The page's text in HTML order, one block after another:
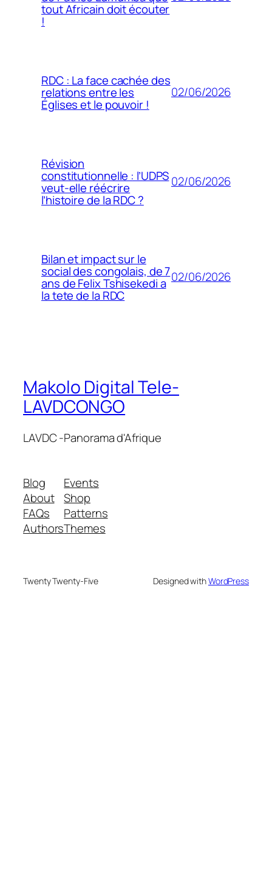
tout Africain doit écouter
!
RDC : La face cachée des
relations entre les
Églises et le pouvoir !
02/06/2026
Révision
constitutionnelle : l’UDPS
veut-elle réécrire
l’histoire de la RDC ?
02/06/2026
Bilan et impact sur le
social des congolais, de 7
ans de Felix Tshisekedi a
la tete de la RDC
02/06/2026
Makolo Digital Tele-
LAVDCONGO
LAVDC -Panorama d'Afrique
Blog
About
FAQs
Authors
Events
Shop
Patterns
Themes
Twenty Twenty-Five Designed withWordPress